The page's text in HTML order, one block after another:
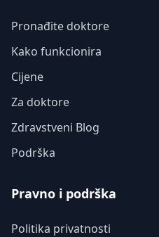
Pronađite doktore
Kako funkcionira
Cijene
Za doktore
Zdravstveni Blog
Podrška
Pravno i podrška
Politika privatnosti